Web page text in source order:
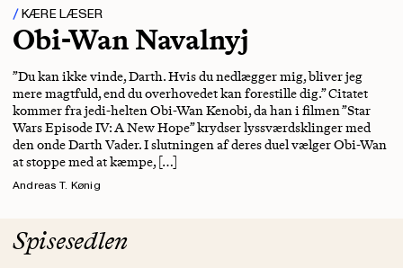
KÆRE LÆSER
Obi-Wan Navalnyj
”Du kan ikke vinde, Darth. Hvis du nedlægger mig, bliver jeg
mere magtfuld, end du overhovedet kan forestille dig.” Citatet
kommer fra jedi-helten Obi-Wan Kenobi, da han i filmen ”Star
Wars Episode IV: A New Hope” krydser lyssværdsklinger med
den onde Darth Vader. I slutningen af deres duel vælger Obi-Wan
at stoppe med at kæmpe, […]
Andreas T. Kønig
Spisesedlen